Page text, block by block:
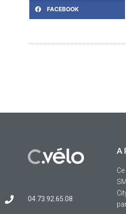
FACEBOOK
04.73.92.65.08
A